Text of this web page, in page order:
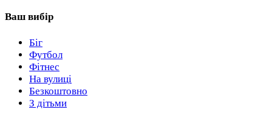
Ваш вибір
Біг
Футбол
Фітнес
На вулиці
Безкоштовно
З дітьми